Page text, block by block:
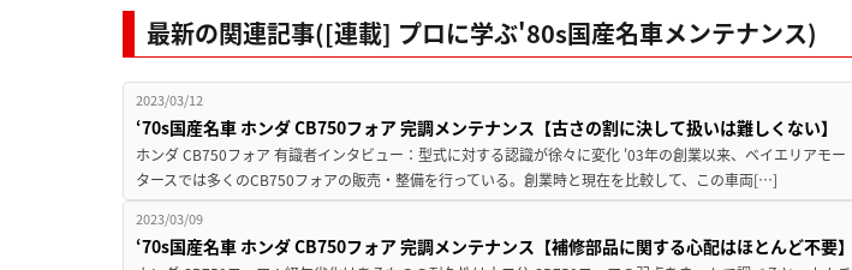
最新の関連記事([連載] プロに学ぶ'80s国産名車メンテナンス)
2023/03/12
‘70s国産名車 ホンダ CB750フォア 完調メンテナンス【古さの割に決して扱いは難しくない】
ホンダ CB750フォア 有識者インタビュー：型式に対する認識が徐々に変化 '03年の創業以来、ベイエリアモー
タースでは多くのCB750フォアの販売・整備を行っている。創業時と現在を比較して、この車両[…]
2023/03/09
‘70s国産名車 ホンダ CB750フォア 完調メンテナンス【補修部品に関する心配はほとんど不要】